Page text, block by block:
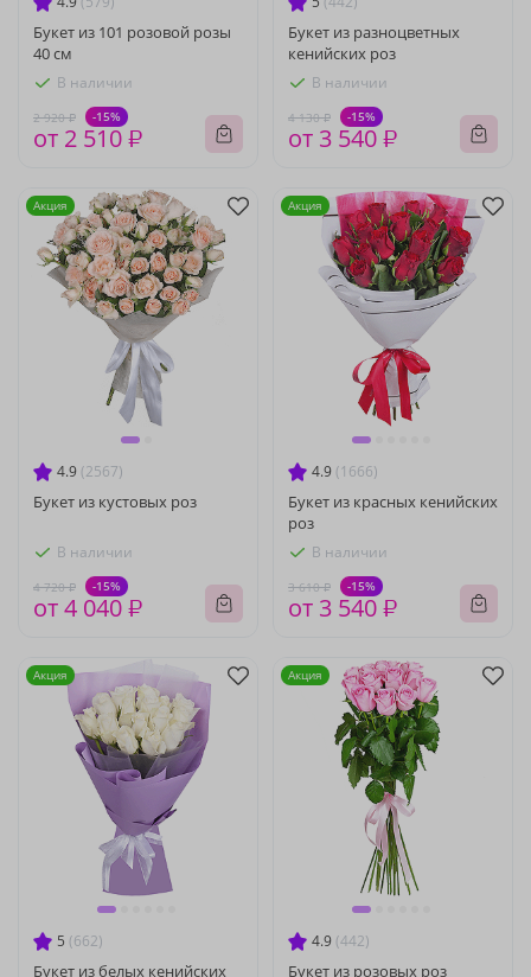
Букет из 101 розовой розы
40 см
В наличии
2 920 ₽ -15%
от 2 510 ₽
Букет из разноцветных
кенийских роз
В наличии
4 130 ₽ -15%
от 3 540 ₽
4.9 (2567)
Букет из кустовых роз
В наличии
4 720 ₽ -15%
от 4 040 ₽
Акция
4.9 (1666)
Букет из красных кенийских
роз
В наличии
3 610 ₽ -15%
от 3 540 ₽
Акция
5 (662)
Букет из белых кенийских
Акция
4.9 (442)
Букет из розовых роз
Акция